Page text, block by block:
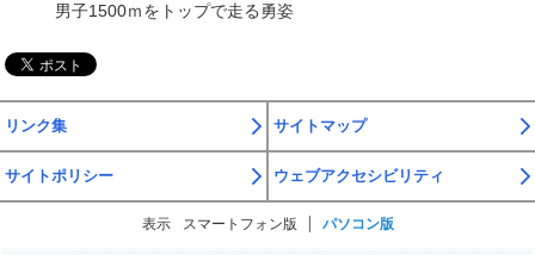
男子1500ｍをトップで走る勇姿
リンク集 サイトマップ
サイトポリシー ウェブアクセシビリティ
表示 スマートフォン版 パソコン版